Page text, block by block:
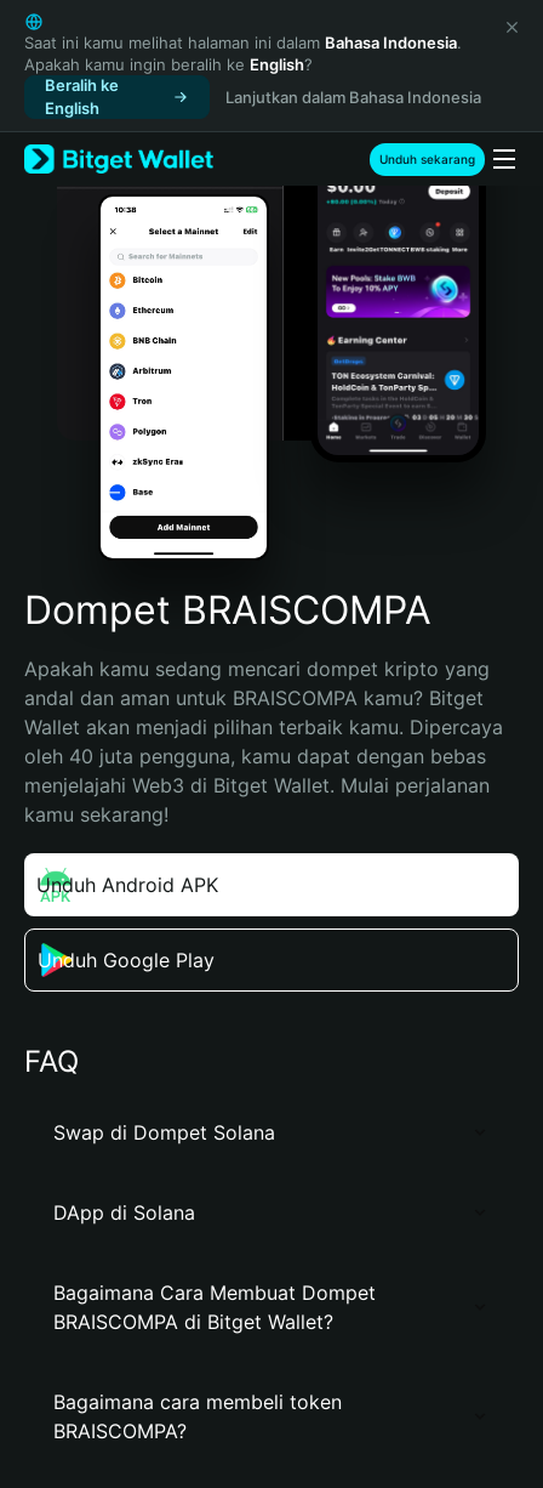
English
日本語
Tiếng Việt
Русский
Español (Latinoamérica)
Türkçe
Italiano
Português (Portugal)
Bahasa Indonesia
Português (Brasil)
Español (Argentina)
Saat ini kamu melihat halaman ini dalam Bahasa Indonesia.
Apakah kamu ingin beralih ke English?
Beralih ke
English
Lanjutkan dalam Bahasa Indonesia
Unduh sekarang
Dompet BRAISCOMPA
Apakah kamu sedang mencari dompet kripto yang
andal dan aman untuk BRAISCOMPA kamu? Bitget
Wallet akan menjadi pilihan terbaik kamu. Dipercaya
oleh 40 juta pengguna, kamu dapat dengan bebas
menjelajahi Web3 di Bitget Wallet. Mulai perjalanan
kamu sekarang!
Unduh Android APK
Unduh Google Play
FAQ
Swap di Dompet Solana
DApp di Solana
Bagaimana Cara Membuat Dompet
BRAISCOMPA di Bitget Wallet?
Bagaimana cara membeli token
BRAISCOMPA?